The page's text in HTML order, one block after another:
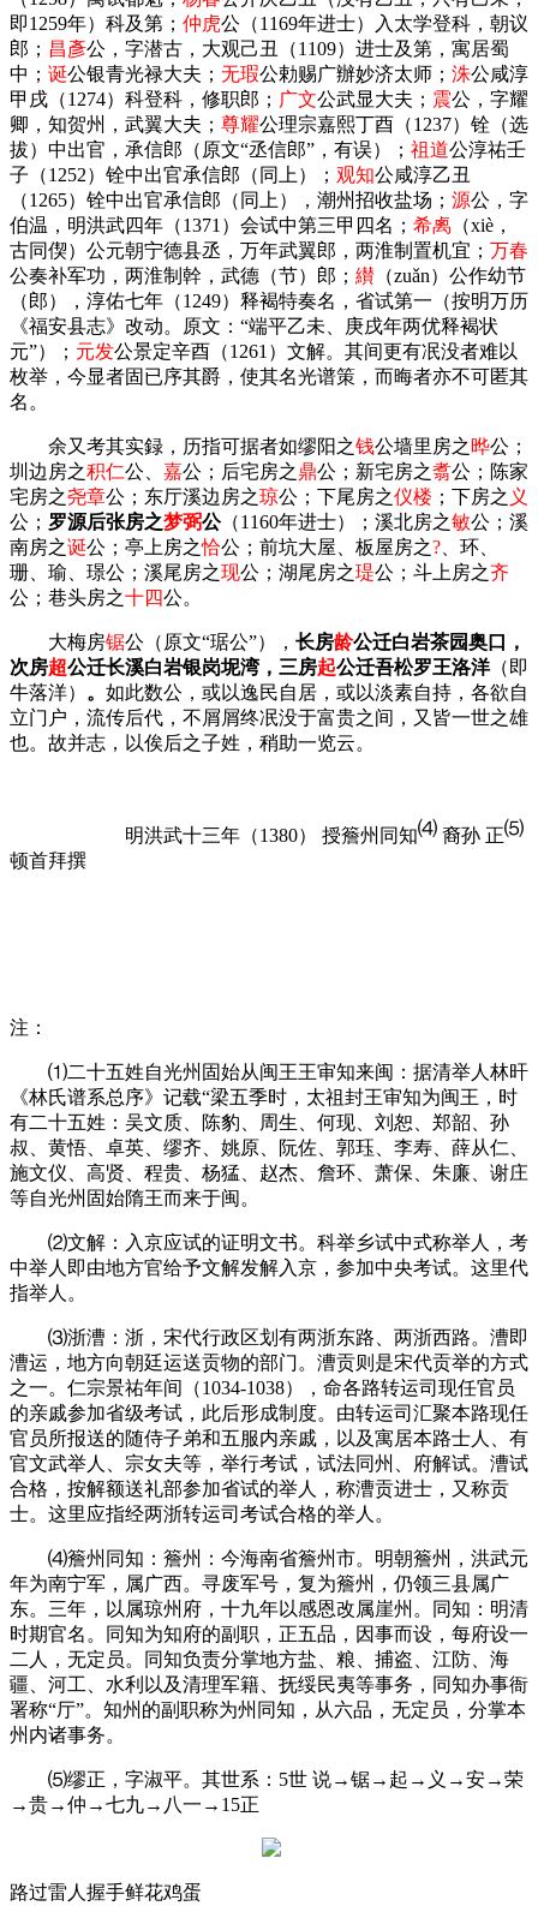
即1259年）科及第； 仲虎公（1169年进士）入太学登科，朝议
郎； 昌彥公，字潜古，大观己丑（1109）进士及第，寓居蜀
中； 诞公银青光禄大夫； 无瑕公勅赐广辦妙济太师； 洙公咸淳
甲戌（1274）科登科，修职郎； 广文公武显大夫； 震公，字耀
卿，知贺州，武翼大夫； 尊耀公理宗嘉熙丁酉（1237）铨（选
拔）中出官，承信郎（原文“丞信郎”，有误）； 祖道公淳祐壬
子（1252）铨中出官承信郎（同上）； 观知公咸淳乙丑
（1265）铨中出官承信郎（同上），潮州招收盐场； 源公，字
伯温，明洪武四年（1371 ）会试中第三甲四名； 希禼 （xiè ，
古同偰）公元朝宁德县丞，万年武翼郎，两淮制置机宜； 万春
公奏补军功，两淮制幹，武德（节）郎； 纉 （zuǎn）公作幼节
（郎），淳佑七年（1249）释褐特奏名，省试第一（按明万历
《福安县志》改动。原文：“端平乙未、庚戌年两优释褐状
元”）； 元发公景定辛酉（1261 ）文解。其间更有冺没者难以
枚举，今显者固已序其爵，使其名光谱策，而晦者亦不可匿其
名。
余又考其实録，历指可据者如缪阳之钱公墙里房之晔公；
圳边房之积仁公、 嘉公；后宅房之鼎公；新宅房之翥公；陈家
宅房之尧章公；东厅溪边房之琼公；下尾房之仪楼 ；下房之 义
公； 罗源后张房之梦弼公（1160年进士）；溪北房之敏公；溪
南房之诞公；亭上房之恰公；前坑大屋、板屋房之? 、环、
珊、瑜、璟公；溪尾房之现公；湖尾房之瑅公；斗上房之齐
公；巷头房之十四公。
大梅房锯公（原文“琚公”）， 长房龄公迁白岩茶园奥口，
次房超公迁长溪白岩银岗坭湾，三房起公迁吾松罗王洛洋（即
牛落洋） 。 如此数公，或以逸民自居，或以淡素自持，各欲自
立门户，流传后代，不屑屑终冺没于富贵之间，又皆一世之雄
也。故并志，以俟后之子姓，稍助一览云。
明洪武十三年（1380） 授簷州同知⑷ 裔孙 正⑸
顿首拜撰
注：
⑴二十五姓自光州固始从闽王王审知来闽： 据清举人林旰
《林氏谱系总序》记载“梁五季时，太祖封王审知为闽王，时
有二十五姓：吴文质、陈豹、周生、何现、刘恕、郑韶、孙
叔、黄悟、卓英、缪齐、姚原、阮佐、郭珏、李寿、薛从仁、
施文仪、高贤、程贵、杨猛、赵杰、詹环、萧保、朱廉、谢庄
等自光州固始隋王而来于闽。
⑵文解：入京应试的证明文书。科举乡试中式称举人，考
中举人即由地方官给予文解发解入京，参加中央考试。这里代
指举人。
⑶浙漕： 浙，宋代行政区划有两浙东路、两浙西路。漕即
漕运，地方向朝廷运送贡物的部门。漕贡则是宋代贡举的方式
之一。仁宗景祐年间（1034-1038），命各路转运司现任官员
的亲戚参加省级考试，此后形成制度。由转运司汇聚本路现任
官员所报送的随侍子弟和五服内亲戚，以及寓居本路士人、有
官文武举人、宗女夫等，举行考试，试法同州、府解试。漕试
合格，按解额送礼部参加省试的举人，称漕贡进士，又称贡
士。这里应指经两浙转运司考试合格的举人。
⑷簷州同知：簷州：今海南省簷州市。明朝簷州，洪武元
年为南宁军，属广西。寻废军号，复为簷州，仍领三县属广
东。三年，以属琼州府，十九年以感恩改属崖州。同知：明清
时期官名。同知为知府的副职，正五品，因事而设，每府设一
二人，无定员。同知负责分掌地方盐、粮、捕盗、江防、海
疆、河工、水利以及清理军籍、抚绥民夷等事务，同知办事衙
署称“厅”。知州的副职称为州同知，从六品，无定员，分掌本
州内诸事务。
⑸缪正 ，字淑平。其世系： 5世 说→锯→ 起 → 义 →安→荣
→贵→仲 →七九→ 八一 → 15正
路过雷人 握手鲜花鸡蛋